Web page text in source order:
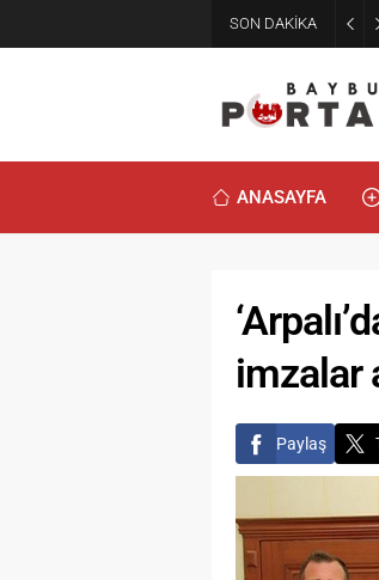
SON DAKİKA
ANASAYFA
imzalar
Paylaş